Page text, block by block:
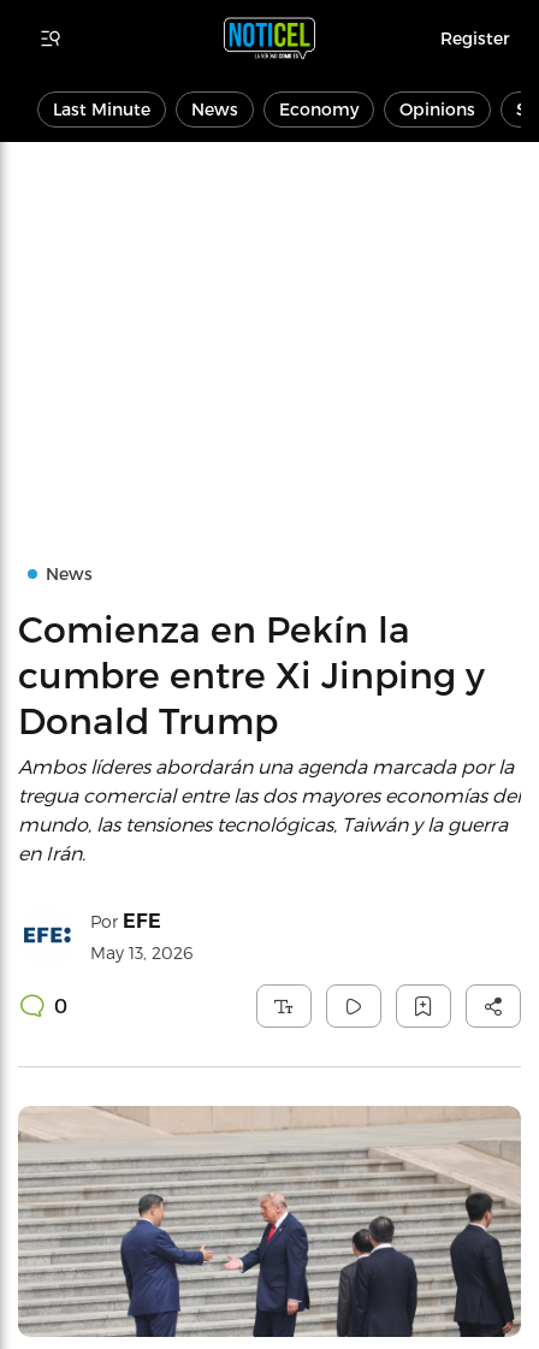
Register
Last Minute News Economy Opinions
News
Comienza en Pekín la
cumbre entre Xi Jinping y
Donald Trump
Ambos líderes abordarán una agenda marcada por la
tregua comercial entre las dos mayores economías del
mundo, las tensiones tecnológicas, Taiwán y la guerra
en Irán.
Por EFE
May 13, 2026
0